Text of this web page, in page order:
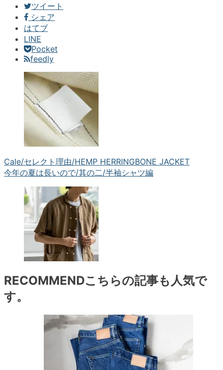
ツイート
シェア
はてブ
LINE
Pocket
feedly
Cale/セレクト理由/HEMP HERRINGBONE JACKET
今年の夏は長いので/其の二/半袖シャツ編
RECOMMENDこちらの記事も人気で
す。